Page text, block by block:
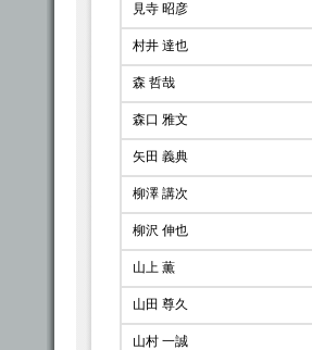
見寺 昭彦
村井 達也
森 哲哉
森口 雅文
矢田 義典
柳澤 講次
柳沢 伸也
山上 薫
山田 尊久
山村 一誠